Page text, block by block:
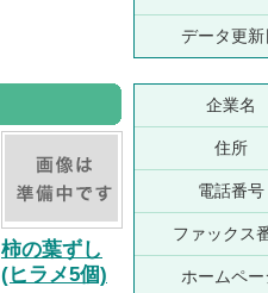
データ更新
柿の葉ずし
(ヒラメ5個)
企業名
住所
電話番号
ファックス
ホームペー